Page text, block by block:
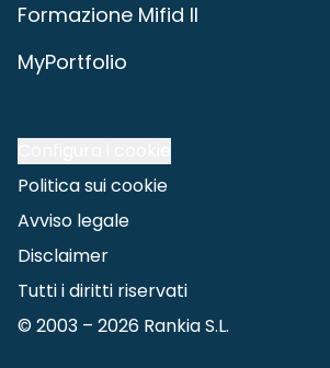
Formazione Mifid II
MyPortfolio
Politica sui cookie
Avviso legale
Disclaimer
Tutti i diritti riservati
© 2003 – 2026 Rankia S.L.